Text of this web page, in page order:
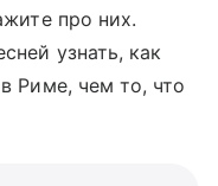
про них.
узнать, как
Риме, чем то, что